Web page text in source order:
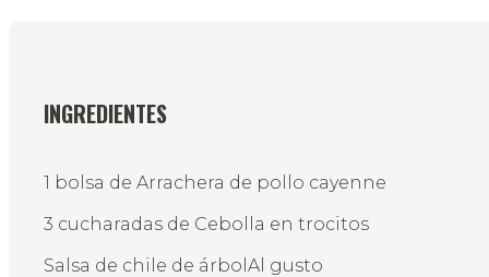
INGREDIENTES
1 bolsa de Arrachera de pollo cayenne
3 cucharadas de Cebolla en trocitos
Salsa de chile de árbolAl gusto